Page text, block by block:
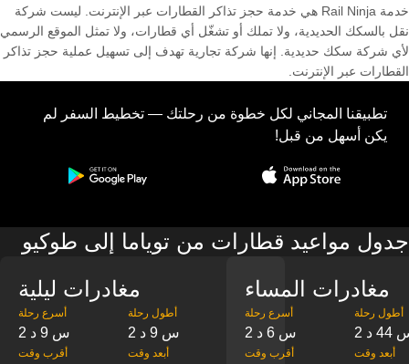
خدمة Rail Ninja هي خدمة حجز تذاكر القطارات عبر الإنترنت. ليست شركة
نقل بالسكك الحديدية، ولا تملك أو تشغّل أي قطارات، ولا تمثل الموقع الرسمي
لأي شركة سكك حديدية. إنها شركة تجارية تهدف إلى تسهيل عملية حجز تذاكر
القطارات عبر الإنترنت.
تطبيقنا المجاني لكل خطوة من رحلتك — تخطيط السفر لم
يكن أسهل من قبل!
جدول مواعيد قطارات من توياما إلى طوكيو
مغادرات ليلية
‎أسرع رحلة
2 س 9 د
‎أطول رحلة
2 س 9 د
‎أقرب وقت ‎أبعد وقت
مغادرات المساء
‎أسرع رحلة
2 س 6 د
‎أطول رحلة
44 د
‎أقرب وقت ‎أبعد وقت